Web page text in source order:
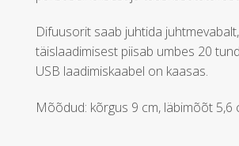
Difuusorit saab juhtida
täislaadimisest piisab umbes 20
USB laadimiskaabel on kaasas.
Mõõdud: kõrgus 9 cm, läbimõõt 5,6